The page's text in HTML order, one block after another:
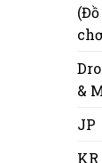
&
JP
KR